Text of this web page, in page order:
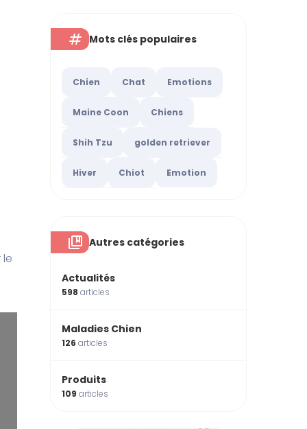
Mots clés populaires
Chien Chat Emotions
Maine Coon Chiens
Shih Tzu golden retriever
Hiver Chiot Emotion
Autres catégories
Actualités
598 articles
Maladies Chien
126 articles
Produits
109 articles